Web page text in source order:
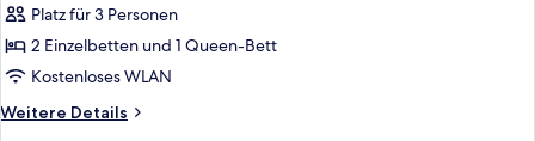
Platz für 3 Personen
2 Einzelbetten und 1 Queen-Bett
Kostenloses WLAN
Weitere Details
Weitere